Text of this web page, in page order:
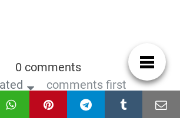
0 comments
comments first